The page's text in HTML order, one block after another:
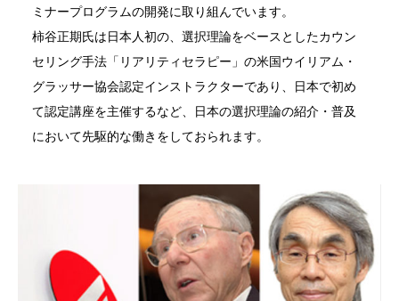
ミナープログラムの開発に取り組んでいます。
柿谷正期氏は日本人初の、選択理論をベースとしたカウン
セリング手法「リアリティセラピー」の米国ウイリアム・
グラッサー協会認定インストラクターであり、日本で初め
て認定講座を主催するなど、日本の選択理論の紹介・普及
において先駆的な働きをしておられます。